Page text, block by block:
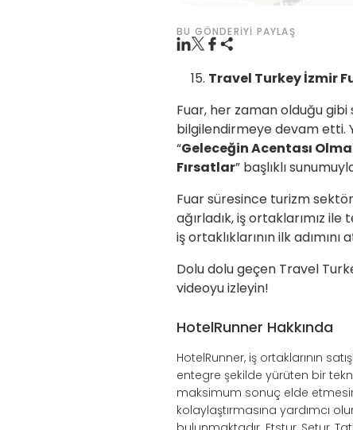
BU GÖNDERIYI PAYLAŞ
Travel Turkey İzmir
Fuar, her zaman olduğu
bilgilendirmeye devam etti.
“Geleceğin Acentası
Fırsatlar” başlıklı
Fuar süresince turizm
ağırladık, iş ortaklarımız
iş ortaklıklarının ilk adımını
Dolu dolu geçen Travel
videoyu izleyin!
HotelRunner Hakkında
HotelRunner, iş ortaklarının
entegre şekilde yürüten bir
maksimum sonuç elde
kolaylaştırmasına yardımcı